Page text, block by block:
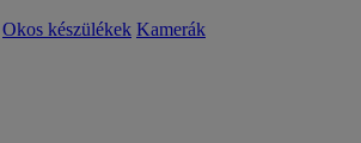
Okos készülékek Kamerák